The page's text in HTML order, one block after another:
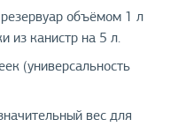
объёмом 1 л
из канистр на 5 л.
(универсальность
вес для